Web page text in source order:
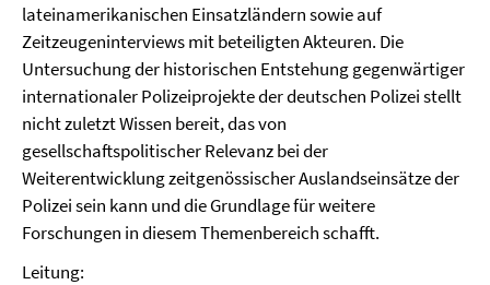
lateinamerikanischen Einsatzländern sowie auf
Zeitzeugeninterviews mit beteiligten Akteuren. Die
Untersuchung der historischen Entstehung gegenwärtiger
internationaler Polizeiprojekte der deutschen Polizei stellt
nicht zuletzt Wissen bereit, das von
gesellschaftspolitischer Relevanz bei der
Weiterentwicklung zeitgenössischer Auslandseinsätze der
Polizei sein kann und die Grundlage für weitere
Forschungen in diesem Themenbereich schafft.
Leitung: